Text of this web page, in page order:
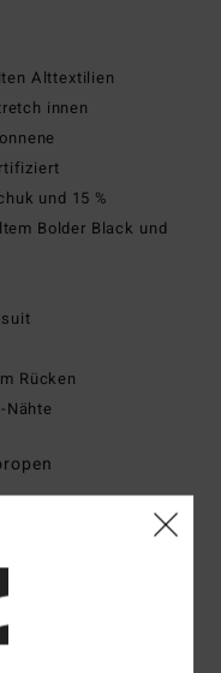
Alttextilien
innen
und 15 %
Bolder Black und
Rücken
Nähte